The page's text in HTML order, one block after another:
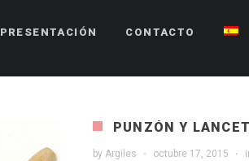
PRESENTACIÓN CONTACTO
PUNZÓN Y
by Argiles octubre 17, 2015